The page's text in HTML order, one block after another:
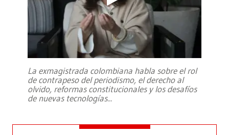
La exmagistrada colombiana habla sobre el rol
de contrapeso del periodismo, el derecho al
olvido, reformas constitucionales y los desafíos
de nuevas tecnologías...